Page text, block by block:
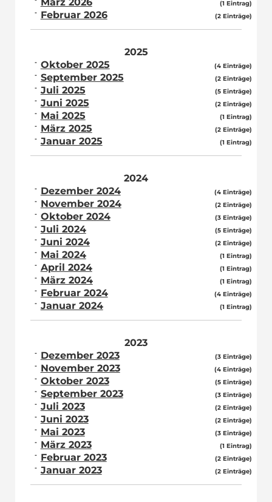
(1 Eintrag)
Februar 2026 (2 Einträge)
2025
Oktober 2025
(4 Einträge)
September 2025 (2 Einträge)
Juli 2025 (5 Einträge)
Juni 2025 (2 Einträge)
Mai 2025 (1 Eintrag)
März 2025 (2 Einträge)
Januar 2025 (1 Eintrag)
2024
Dezember 2024
(4 Einträge)
November 2024 (2 Einträge)
Oktober 2024 (3 Einträge)
Juli 2024 (5 Einträge)
Juni 2024 (2 Einträge)
Mai 2024 (1 Eintrag)
April 2024 (1 Eintrag)
März 2024 (1 Eintrag)
Februar 2024 (4 Einträge)
Januar 2024 (1 Eintrag)
2023
Dezember 2023
(3 Einträge)
November 2023 (4 Einträge)
Oktober 2023 (5 Einträge)
September 2023 (3 Einträge)
Juli 2023 (2 Einträge)
Juni 2023 (2 Einträge)
Mai 2023 (3 Einträge)
März 2023 (1 Eintrag)
Februar 2023 (2 Einträge)
Januar 2023 (2 Einträge)